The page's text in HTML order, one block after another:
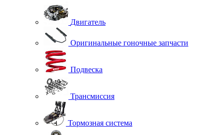
Двигатель
Оригинальные гоночные запчасти
Подвеска
Трансмиссия
Тормозная система